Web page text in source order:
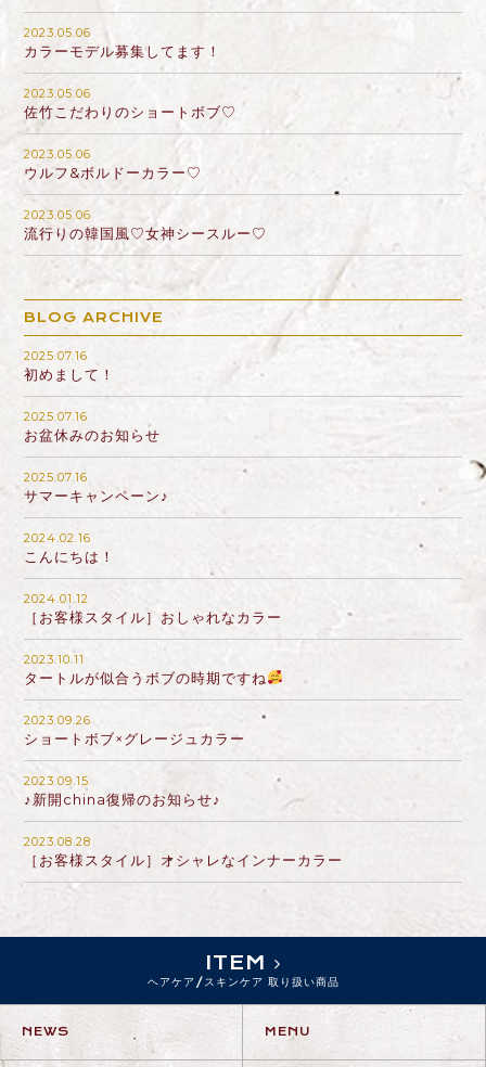
2023.05.06
カラーモデル募集してます！
2023.05.06
佐竹こだわりのショートボブ♡
2023.05.06
ウルフ&ボルドーカラー♡
2023.05.06
流行りの韓国風♡女神シースルー♡
BLOG ARCHIVE
2025.07.16
初めまして！
2025.07.16
お盆休みのお知らせ
2025.07.16
サマーキャンペーン♪
2024.02.16
こんにちは！
2024.01.12
［お客様スタイル］おしゃれなカラー
2023.10.11
タートルが似合うボブの時期ですね
2023.09.26
ショートボブ×グレージュカラー
2023.09.15
♪新開china復帰のお知らせ♪
2023.08.28
［お客様スタイル］オシャレなインナーカラー
ITEM
ヘアケア/スキンケア 取り扱い商品
NEWS MENU